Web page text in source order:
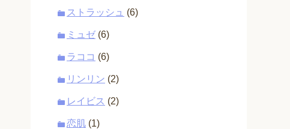
ストラッシュ (6)
ミュゼ (6)
ラココ (6)
リンリン (2)
レイビス (2)
恋肌 (1)